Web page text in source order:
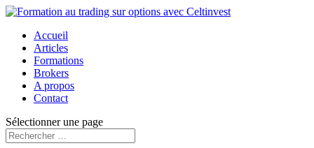
Accueil
Articles
Formations
Brokers
A propos
Contact
Sélectionner une page